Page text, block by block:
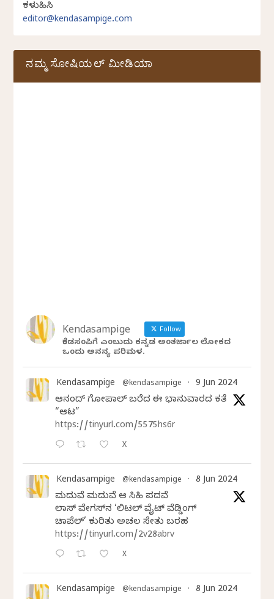
ಕಳುಹಿಸಿ
editor@kendasampige.com
ನಮ್ಮ ಸೋಷಿಯಲ್‌ ಮೀಡಿಯಾ
Kendasampige Follow
ಕೆಂಡಸಂಪಿಗೆ ಎಂಬುದು ಕನ್ನಡ ಅಂತರ್ಜಾಲ ಲೋಕದ
ಒಂದು ಅನನ್ಯ ಪರಿಮಳ.
Kendasampige @kendasampige · 9 Jun 2024
ಆನಂದ್‌ ಗೋಪಾಲ್‌ ಬರೆದ ಈ ಭಾನುವಾರದ ಕತೆ
“ಆಟ”
https://tinyurl.com/5575hs6r
X
Kendasampige @kendasampige · 8 Jun 2024
ಮದುವೆ ಮದುವೆ ಆ ಸಿಹಿ ಪದವೆ
ಲಾಸ್‌ ವೇಗಸ್‌ನ ‘ಲಿಟಲ್ ವೈಟ್ ವೆಡ್ಡಿಂಗ್
ಚಾಪೆಲ್’ ಕುರಿತು ಅಚಲ ಸೇತು ಬರಹ
https://tinyurl.com/2v28abrv
X
Kendasampige @kendasampige · 8 Jun 2024